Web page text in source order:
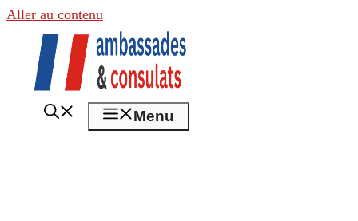
Aller au contenu
Menu